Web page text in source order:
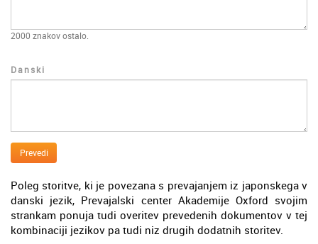
2000 znakov ostalo.
Danski
Prevedi
Poleg storitve, ki je povezana s prevajanjem iz japonskega v
danski jezik, Prevajalski center Akademije Oxford svojim
strankam ponuja tudi overitev prevedenih dokumentov v tej
kombinaciji jezikov pa tudi niz drugih dodatnih storitev.